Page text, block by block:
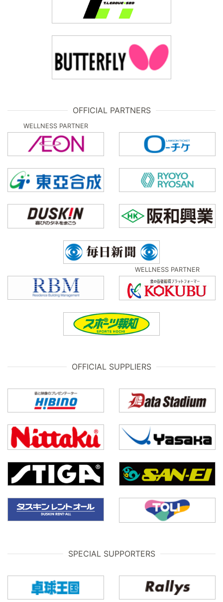
OFFICIAL PARTNERS
WELLNESS PARTNER
WELLNESS PARTNER
OFFICIAL SUPPLIERS
SPECIAL SUPPORTERS